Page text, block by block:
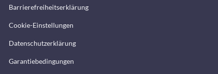
Barrierefreiheitserklärung
Cookie-Einstellungen
Datenschutzerklärung
Garantiebedingungen